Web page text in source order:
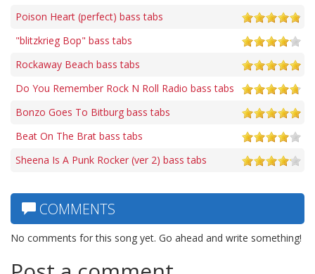
Poison Heart (perfect) bass tabs
"blitzkrieg Bop" bass tabs
Rockaway Beach bass tabs
Do You Remember Rock N Roll Radio bass tabs
Bonzo Goes To Bitburg bass tabs
Beat On The Brat bass tabs
Sheena Is A Punk Rocker (ver 2) bass tabs
COMMENTS
No comments for this song yet. Go ahead and write something!